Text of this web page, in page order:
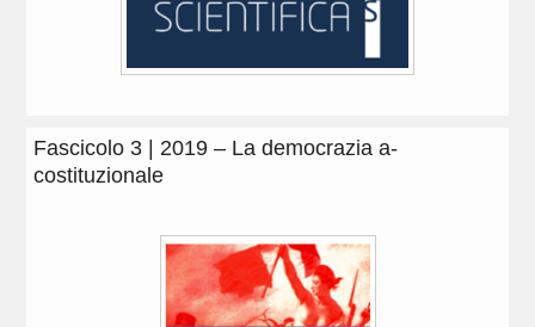
Fascicolo 3 | 2019 – La democrazia a-
costituzionale